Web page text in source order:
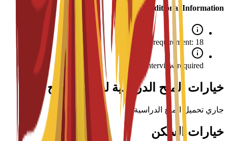
Additional Information
Age requirement: 18+
Interview required
خيارات المنح الدراسية لهذا البرنامج
جاري تحميل المنح الدراسية...
خيارات السكن